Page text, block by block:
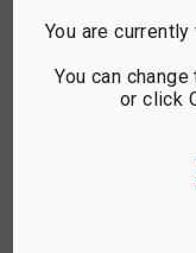
CONTRÔLE
PARKING AVEC
You are
You can
or click